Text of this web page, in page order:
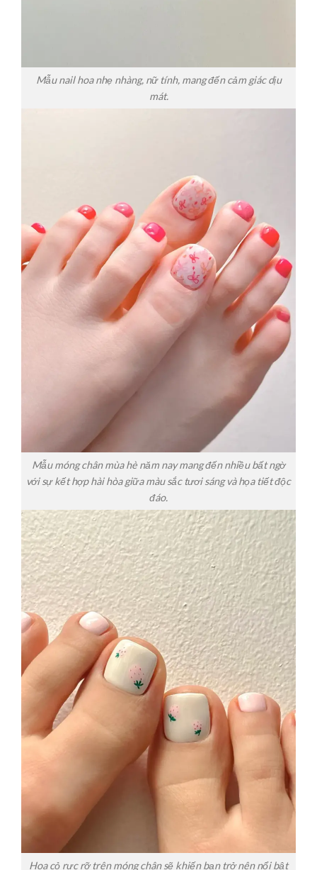
Mẫu nail hoa nhẹ nhàng, nữ tính, mang đến cảm giác dịu
mát.
Mẫu móng chân mùa hè năm nay mang đến nhiều bất ngờ
với sự kết hợp hài hòa giữa màu sắc tươi sáng và họa tiết độc
đáo.
Hoa cỏ rực rỡ trên móng chân sẽ khiến bạn trở nên nổi bật